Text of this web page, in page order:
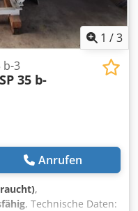
1 /3
b-3
35 b-
Anrufen
,
, Technische Daten: